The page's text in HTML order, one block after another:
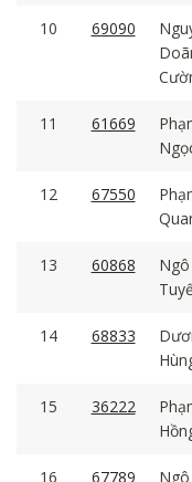
10 69090
11 61669
12 67550
13 60868
14 68833
15 36222
16 67789